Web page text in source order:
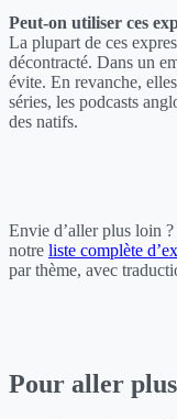
Peut-on utiliser ces
La plupart de ces
décontracté. Dans un
évite. En revanche,
séries, les podcasts
des natifs.
Envie d’aller plus loin ?
notre liste complète
par thème, avec
Pour aller